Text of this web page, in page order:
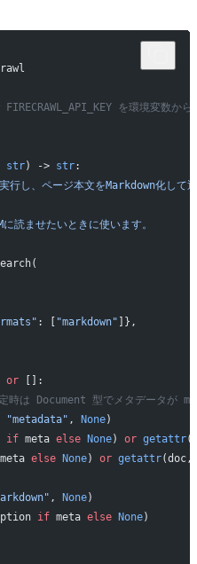
FIRECRAWL_API_KEY を環境変数から
str) -> str:
し、ページ本文をMarkdown化して
読ませたいときに使います。
: [ "markdown" ]},
or []:
は Document 型でメタデータが
"metadata" , None)
if meta else None) or getattr
else None) or getattr
, None)
if meta else None)